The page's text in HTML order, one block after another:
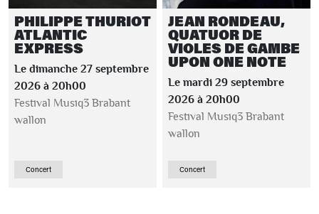
PHILIPPE THURIOT
ATLANTIC
EXPRESS
Le dimanche 27 septembre
2026 à 20h00
Festival Musiq3 Brabant
wallon
Concert
JEAN RONDEAU,
QUATUOR DE
VIOLES DE GAMBE
UPON ONE NOTE
Le mardi 29 septembre
2026 à 20h00
Festival Musiq3 Brabant
wallon
Concert